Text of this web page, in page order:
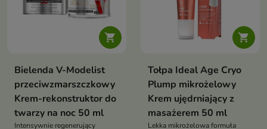

Bielenda V-Modelist
przeciwzmarszczkowy
Krem-rekonstruktor do
twarzy na noc 50 ml
Intensywnie regenerujący

Tołpa Ideal Age Cryo
Plump mikrożelowy
Krem ujędrniający z
masażerem 50 ml
Lekka mikrożelowa formuła